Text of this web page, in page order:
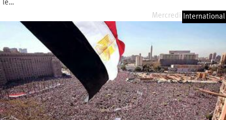
le…
Mercredi 24 mars 2021
International